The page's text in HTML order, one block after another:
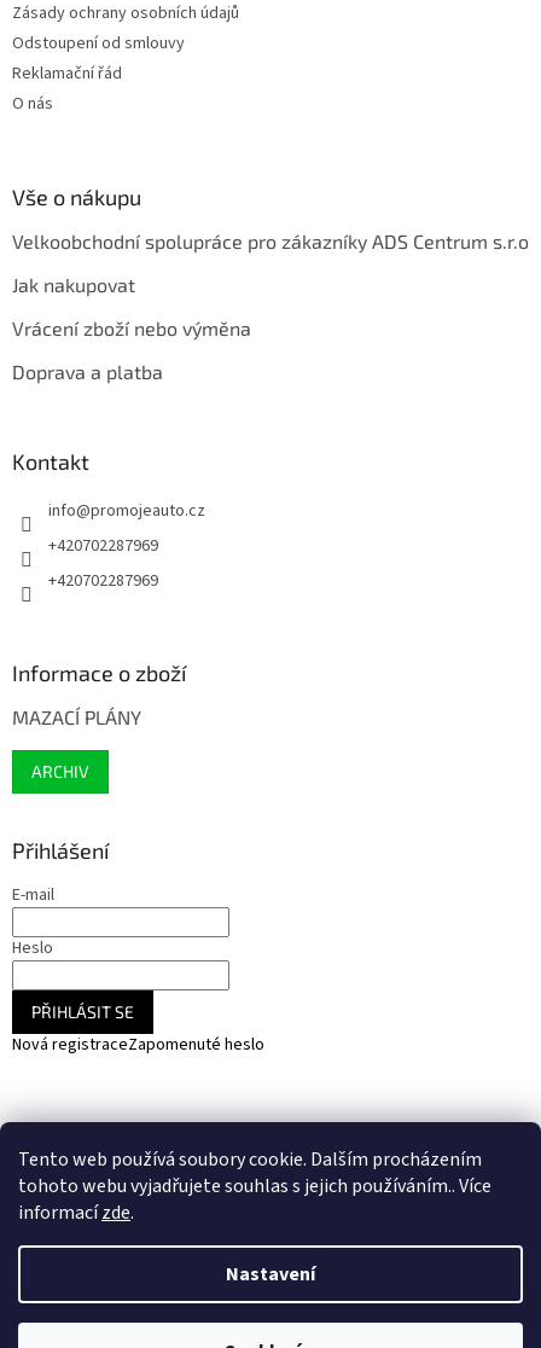
Tento web používá soubory cookie. Dalším procházením
tohoto webu vyjadřujete souhlas s jejich používáním.. Více
informacízde.
Nastavení
Zásady ochrany osobních údajů
Odstoupení od smlouvy
Reklamační řád
O nás
Vše o nákupu
Velkoobchodní spolupráce pro zákazníky ADS Centrum s.r.o
Jak nakupovat
Vrácení zboží nebo výměna
Doprava a platba
Kontakt
info@promojeauto.cz
+420702287969
+420702287969
Informace o zboží
MAZACÍ PLÁNY
ARCHIV
Přihlášení
E-mail
Heslo
PŘIHLÁSIT SE
Nová registraceZapomenuté heslo
SOLARCZ.cz - Vše pro solární energie a fotovoltaiku
Vytvořil Shoptet